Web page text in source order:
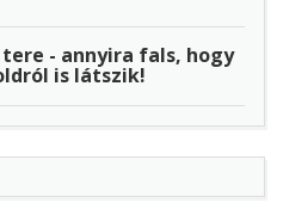
- annyira fals, hogy
is látszik!